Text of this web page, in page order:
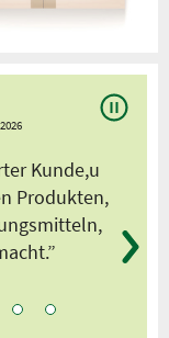
Kunde,u
Produkten,